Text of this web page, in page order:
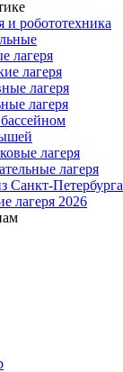
и робототехника
лагеря
лагеря
лагеря
лагеря
лагеря
лагеря
Санкт-Петербурга
лагеря 2026